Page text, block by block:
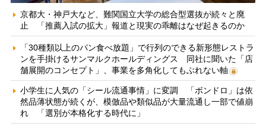
京都大・神戸大など、難関国立大学の総合型選抜が続々と廃
止 「推薦入試の拡大」報道と現実の乖離はなぜ起きるのか
「30種類以上のパン食べ放題」で行列のできる新形態レストラ
ンを手掛けるサンマルクホールディングス 同社に聞いた「店
舗展開のコンセプト」、事業を多角化してもぶれない軸
小学生に人気の「シール流通事情」に変調 「ボンドロ」は依
然品薄状態が続くが、模倣品や類似品が大量流通し一部で値崩
れ 「選別が本格化する時代に」